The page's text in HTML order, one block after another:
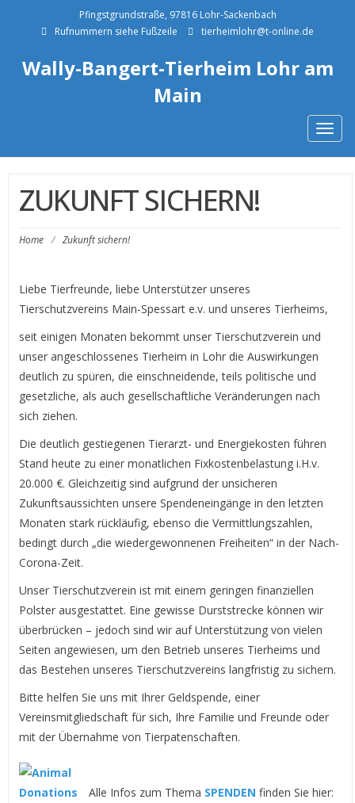
Pfingstgrundstraße, 97816 Lohr-Sackenbach
Rufnummern siehe Fußzeile
tierheimlohr@t-online.de
Wally-Bangert-Tierheim Lohr am
Main
ZUKUNFT SICHERN!
Home / Zukunft sichern!
Liebe Tierfreunde, liebe Unterstützer unseres
Tierschutzvereins Main-Spessart e.v. und unseres Tierheims,
seit einigen Monaten bekommt unser Tierschutzverein und
unser angeschlossenes Tierheim in Lohr die Auswirkungen
deutlich zu spüren, die einschneidende, teils politische und
gesetzliche, als auch gesellschaftliche Veränderungen nach
sich ziehen.
Die deutlich gestiegenen Tierarzt- und Energiekosten führen
Stand heute zu einer monatlichen Fixkostenbelastung i.H.v.
20.000 €. Gleichzeitig sind aufgrund der unsicheren
Zukunftsaussichten unsere Spendeneingänge in den letzten
Monaten stark rückläufig, ebenso die Vermittlungszahlen,
bedingt durch „die wiedergewonnenen Freiheiten“ in der Nach-
Corona-Zeit.
Unser Tierschutzverein ist mit einem geringen finanziellen
Polster ausgestattet. Eine gewisse Durststrecke können wir
überbrücken – jedoch sind wir auf Unterstützung von vielen
Seiten angewiesen, um den Betrieb unseres Tierheims und
das Bestehen unseres Tierschutzvereins langfristig zu sichern.
Bitte helfen Sie uns mit Ihrer Geldspende, einer
Vereinsmitgliedschaft für sich, Ihre Familie und Freunde oder
mit der Übernahme von Tierpatenschaften.
Alle Infos zum Thema SPENDEN finden Sie hier: